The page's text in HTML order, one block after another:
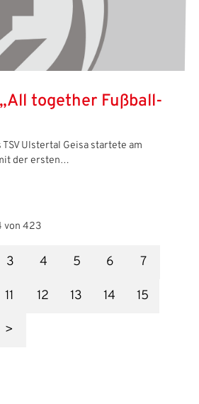
together Fußball-
Ulstertal Geisa startete am
der ersten…
von 423
3 4 5 6 7
11 12 13 14 15
>